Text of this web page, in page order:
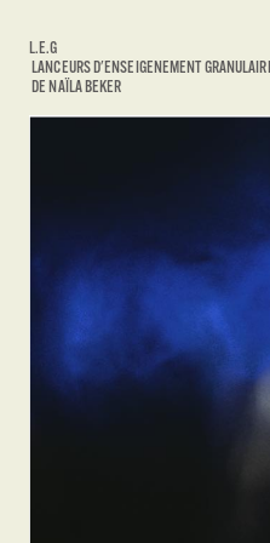
L.E.G
LANCEURS D'ENSEIGENEMENT
DE NAÏLA BEKER